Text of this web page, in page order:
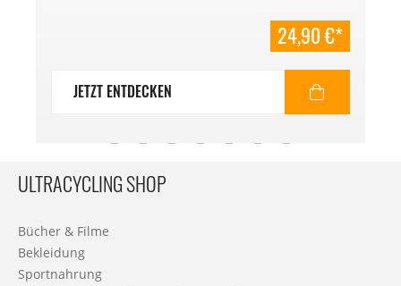
24,90 €*
JETZT ENTDECKEN
ULTRACYCLING SHOP
Bücher & Filme
Bekleidung
Sportnahrung